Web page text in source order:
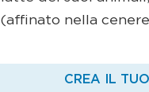
(affinato nella